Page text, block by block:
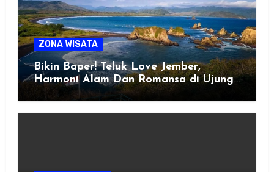
ZONA WISATA
Bikin Baper! Teluk Love Jember,
Harmoni Alam Dan Romansa di Ujung
Selatan Jawa